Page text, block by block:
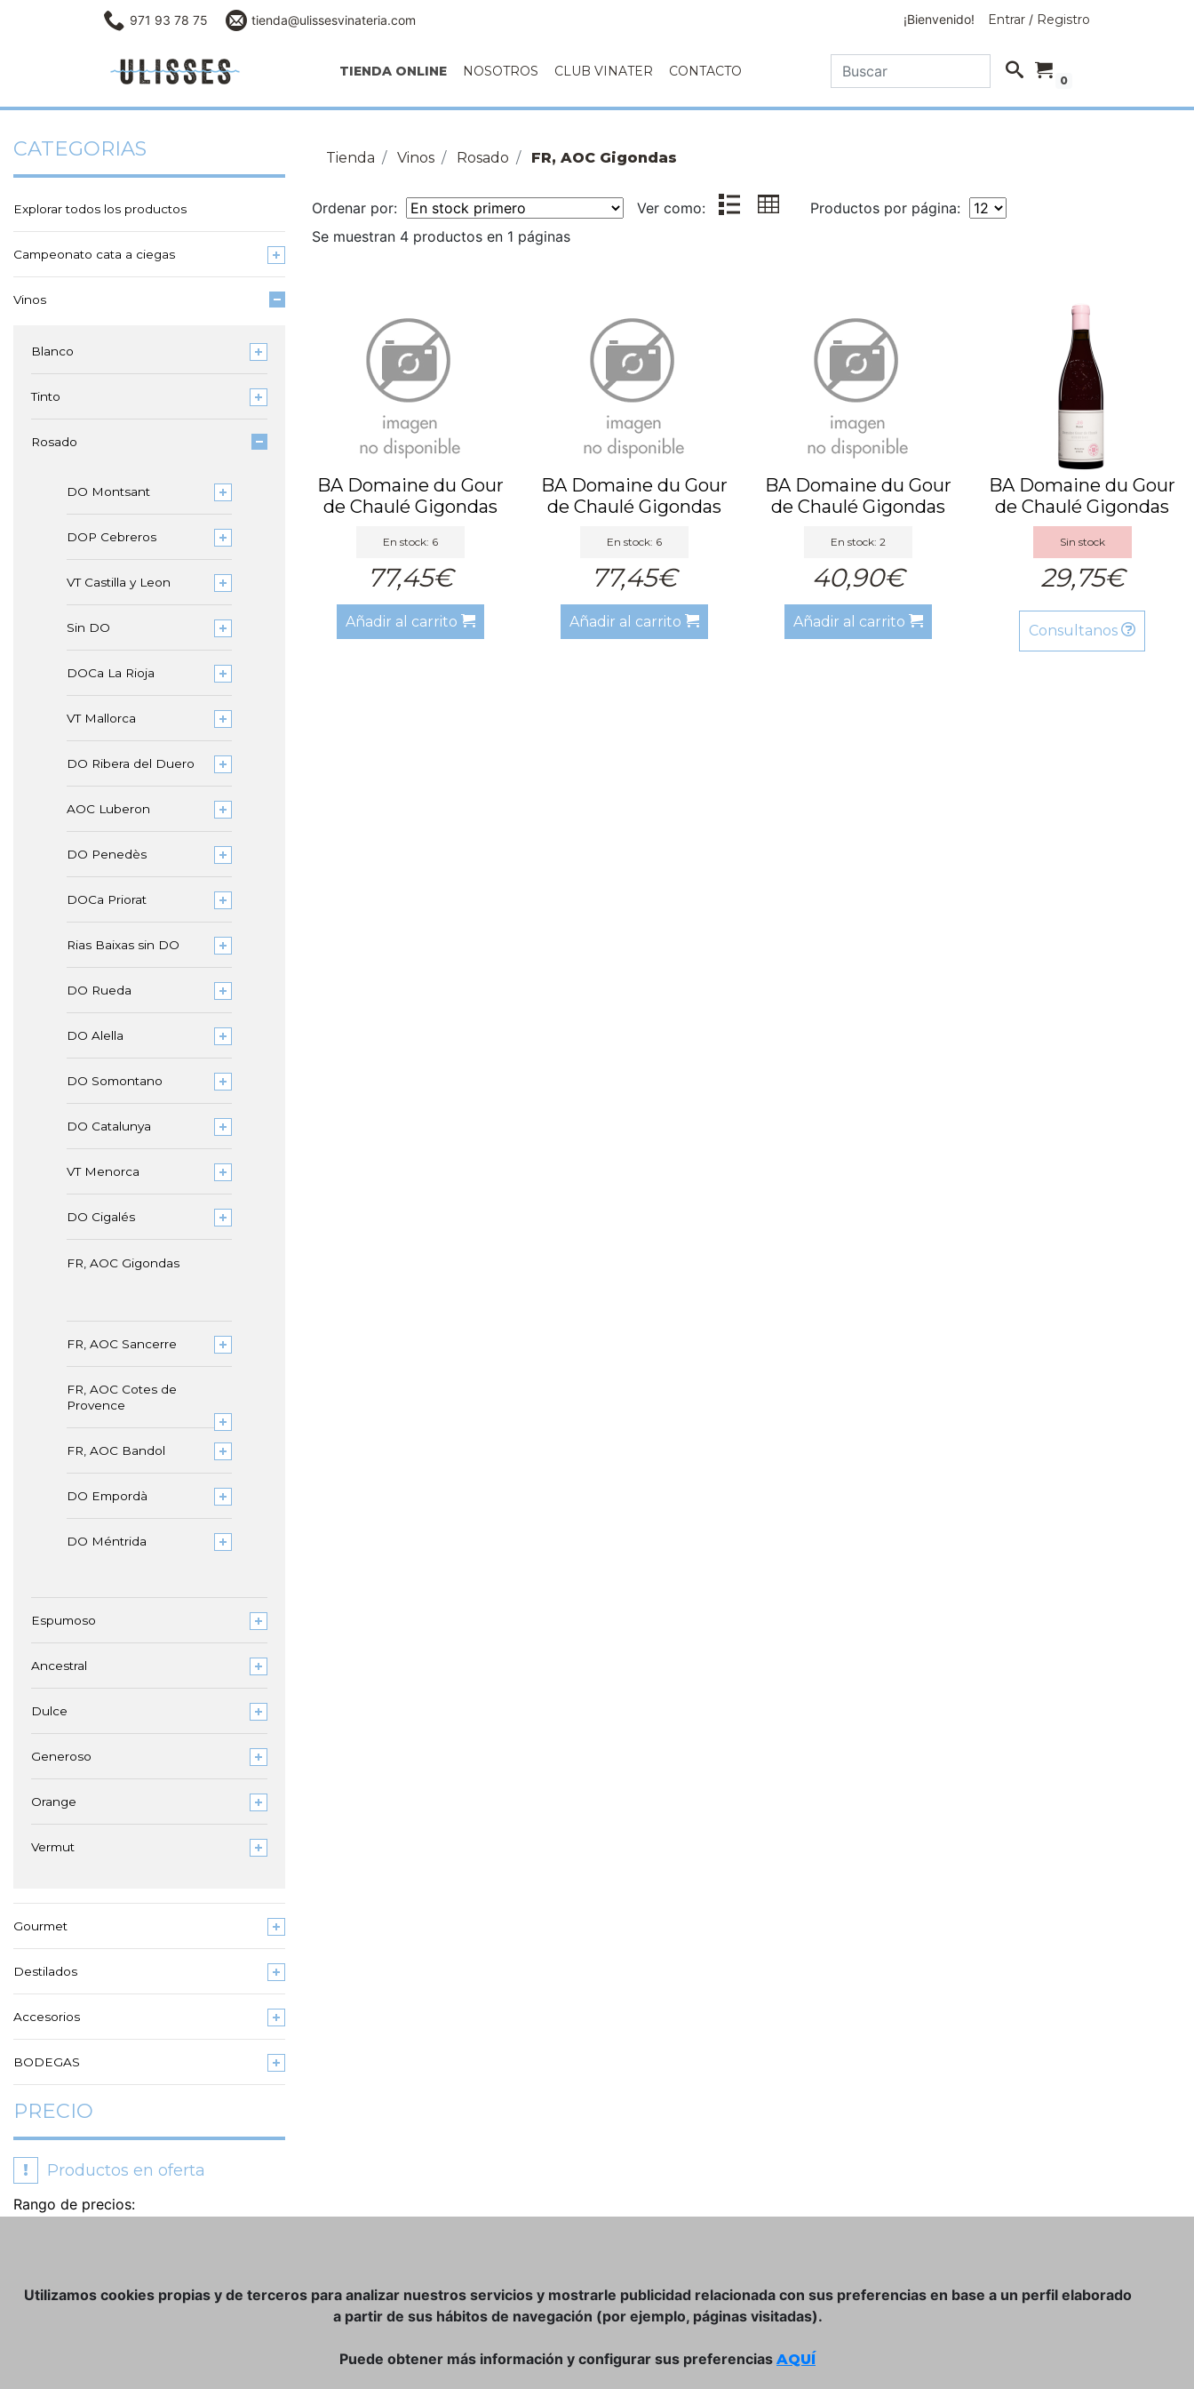
971 93 78 75 tienda@ulissesvinateria.com ¡Bienvenido! Entrar / Registro
TIENDA ONLINE NOSOTROS CLUB VINATER CONTACTO
0
CATEGORIAS
Explorar todos los productos
Campeonato cata a ciegas
Vinos
Blanco
Tinto
Rosado
DO Montsant
DOP Cebreros
VT Castilla y Leon
Sin DO
DOCa La Rioja
VT Mallorca
DO Ribera del Duero
AOC Luberon
DO Penedès
DOCa Priorat
Rias Baixas sin DO
DO Rueda
DO Alella
DO Somontano
DO Catalunya
VT Menorca
DO Cigalés
FR, AOC Gigondas
FR, AOC Sancerre
FR, AOC Cotes de
Provence
FR, AOC Bandol
DO Empordà
DO Méntrida
Espumoso
Ancestral
Dulce
Generoso
Orange
Vermut
Gourmet
Destilados
Accesorios
BODEGAS
PRECIO
! Productos en oferta
Rango de precios:
Tienda Vinos Rosado FR, AOC Gigondas
Ordenar por: Ver como:
Productos por página:
Se muestran 4 productos en 1 páginas
BA Domaine du Gour
de Chaulé Gigondas
En stock: 6
77,45€
Añadir al carrito
BA Domaine du Gour
de Chaulé Gigondas
En stock: 6
77,45€
Añadir al carrito
BA Domaine du Gour
de Chaulé Gigondas
En stock: 2
40,90€
Añadir al carrito
BA Domaine du Gour
de Chaulé Gigondas
Le R...
Sin stock
29,75€
Consultanos
TIENDA ONLINE: DÓNDE ESTAMOS
Utilizamos cookies propias y de terceros para analizar nuestros servicios y mostrarle publicidad relacionada con sus preferencias en base a un perfil elaborado
a partir de sus hábitos de navegación (por ejemplo, páginas visitadas).
Puede obtener más información y configurar sus preferencias AQUÍ